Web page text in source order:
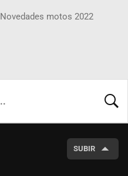
Novedades motos 2022
SUBIR